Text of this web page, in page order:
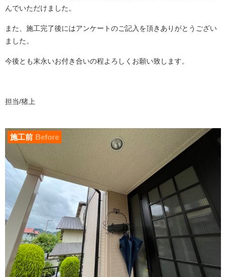
んでいただけました。
また、施工完了後にはアンケートのご記入を頂きありがとうござい
ました。
今後とも末永いお付き合いの程よろしくお願い致します。
担当/猪上
施工前 Before